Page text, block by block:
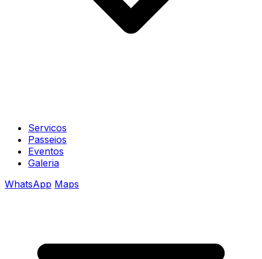
Servicos
Passeios
Eventos
Galeria
WhatsApp Maps